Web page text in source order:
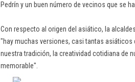
Pedrín y un buen número de vecinos que se
Con respecto al origen del asiático, la
"hay muchas versiones, casi tantas
nuestra tradición, la creatividad cotidiana de
memorable".